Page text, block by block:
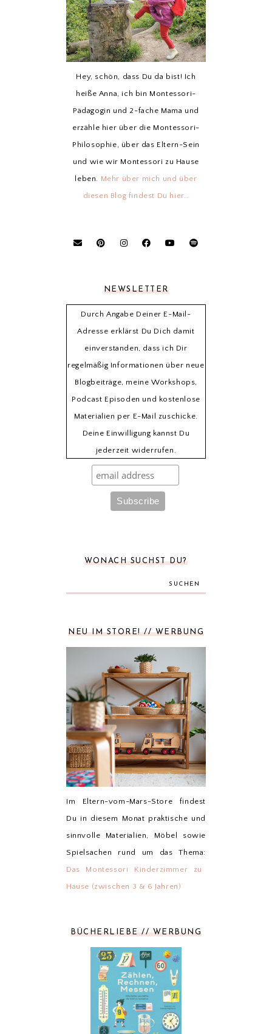
Hey, schön, dass Du da bist! Ich
heiße Anna, ich bin Montessori-
Pädagogin und 2-fache Mama und
erzähle hier über die Montessori-
Philosophie, über das Eltern-Sein
und wie wir Montessori zu Hause
leben. Mehr über mich und über
diesen Blog findest Du hier…
NEWSLETTER
Durch Angabe Deiner E-Mail-
Adresse erklärst Du Dich damit
einverstanden, dass ich Dir
regelmäßig Informationen über neue
Blogbeiträge, meine Workshops,
Podcast Episoden und kostenlose
Materialien per E-Mail zuschicke.
Deine Einwilligung kannst Du
jederzeit widerrufen.
WONACH SUCHST DU?
SUCHEN
NEU IM STORE! // WERBUNG
Im Eltern-vom-Mars-Store findest
Du in diesem Monat praktische und
sinnvolle Materialien, Möbel sowie
Spielsachen rund um das Thema:
Das Montessori Kinderzimmer zu
Hause (zwischen 3 & 6 Jahren)
BÜCHERLIEBE // WERBUNG